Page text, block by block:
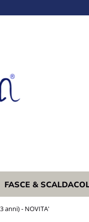
FASCE &
anni) - NOVITA'